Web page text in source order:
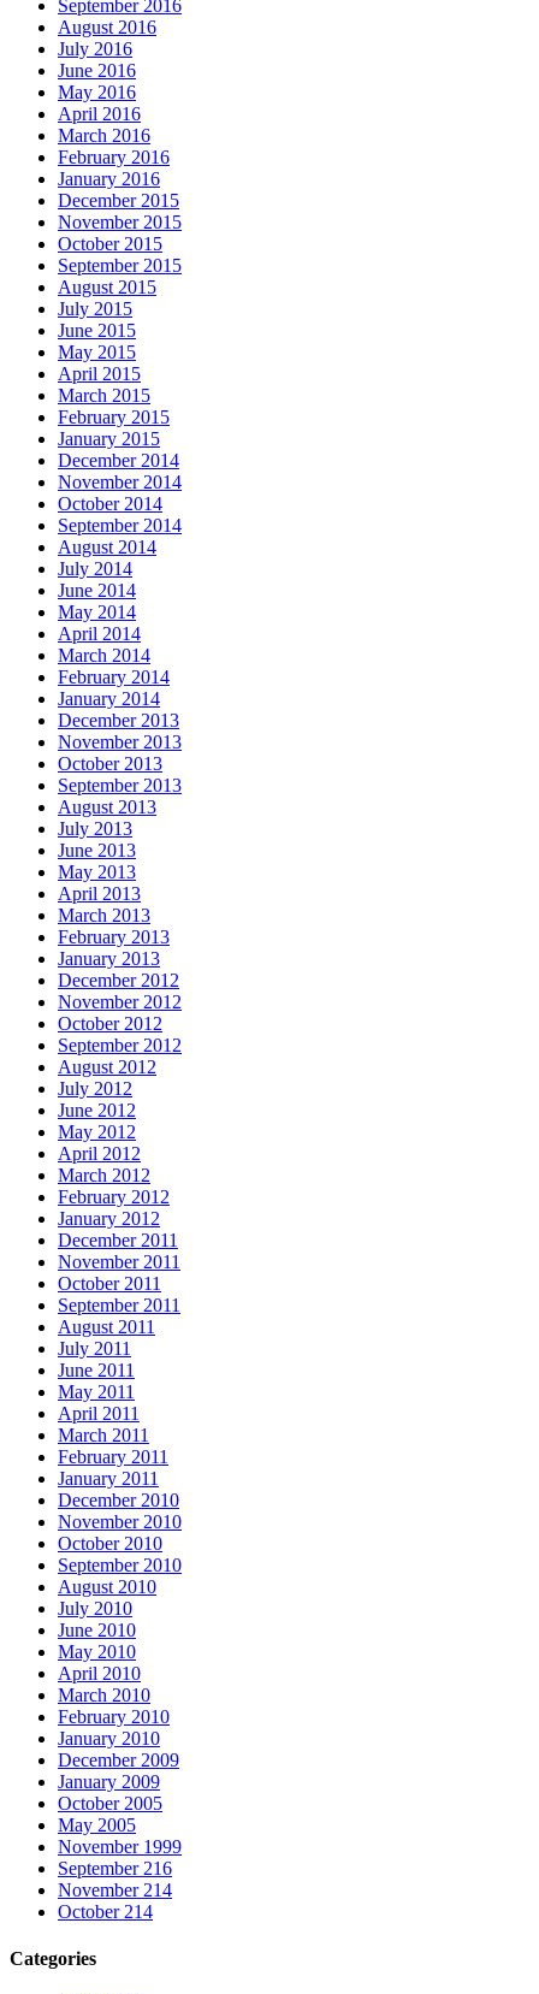
September 2016
August 2016
July 2016
June 2016
May 2016
April 2016
March 2016
February 2016
January 2016
December 2015
November 2015
October 2015
September 2015
August 2015
July 2015
June 2015
May 2015
April 2015
March 2015
February 2015
January 2015
December 2014
November 2014
October 2014
September 2014
August 2014
July 2014
June 2014
May 2014
April 2014
March 2014
February 2014
January 2014
December 2013
November 2013
October 2013
September 2013
August 2013
July 2013
June 2013
May 2013
April 2013
March 2013
February 2013
January 2013
December 2012
November 2012
October 2012
September 2012
August 2012
July 2012
June 2012
May 2012
April 2012
March 2012
February 2012
January 2012
December 2011
November 2011
October 2011
September 2011
August 2011
July 2011
June 2011
May 2011
April 2011
March 2011
February 2011
January 2011
December 2010
November 2010
October 2010
September 2010
August 2010
July 2010
June 2010
May 2010
April 2010
March 2010
February 2010
January 2010
December 2009
January 2009
October 2005
May 2005
November 1999
September 216
November 214
October 214
Categories